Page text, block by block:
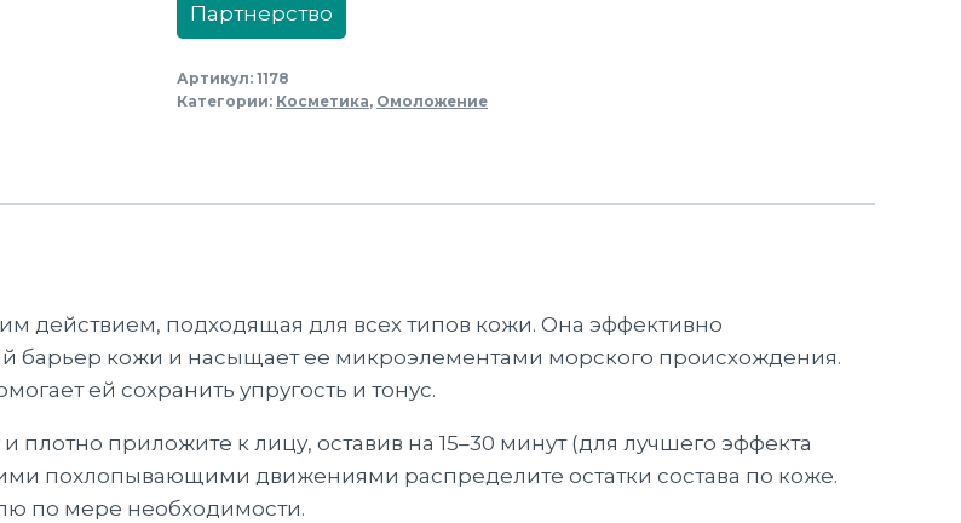
Партнерство
Артикул:1178
Категории: Косметика, Омоложение
действием, подходящая для всех типов кожи. Она эффективно
барьер кожи и насыщает ее микроэлементами морского происхождения.
ей сохранить упругость и тонус.
плотно приложите к лицу, оставив на 15–30 минут (для лучшего эффекта
похлопывающими движениями распределите остатки состава по коже.
по мере необходимости.